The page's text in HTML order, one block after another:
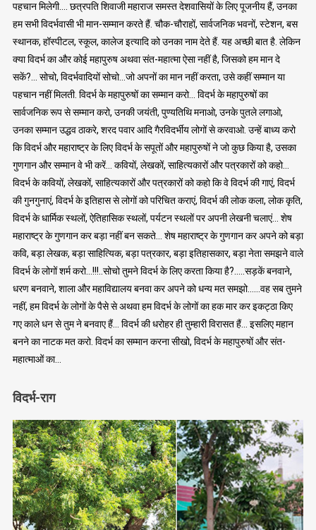
पहचान मिलेगी…. छत्रपति शिवाजी महाराज समस्त देशवासियों के लिए पूजनीय हैं, उनका
हम सभी विदर्भवासी भी मान-सम्मान करते हैं. चौक-चौराहों, सार्वजनिक भवनों, स्टेशन, बस
स्थानक, हॉस्पीटल, स्कूल, कालेज इत्यादि को उनका नाम देते हैं. यह अच्छी बात है. लेकिन
क्या विदर्भ का और कोई महापुरुष अथवा संत-महात्मा ऐसा नहीं है, जिसको हम मान दे
सकें?… सोचो, विदर्भवादियों सोचो…जो अपनों का मान नहीं करता, उसे कहीं सम्मान या
पहचान नहीं मिलती. विदर्भ के महापुरुषों का सम्मान करो… विदर्भ के महापुरुषों का
सार्वजनिक रूप से सम्मान करो, उनकी जयंती, पुण्यतिथि मनाओ, उनके पुतले लगाओ,
उनका सम्मान उद्धव ठाकरे, शरद पवार आदि गैरविदर्भीय लोगों से करवाओ. उन्हें बाध्य करो
कि विदर्भ और महाराष्ट्र के लिए विदर्भ के सपूतों और महापुरुषों ने जो कुछ किया है, उसका
गुणगान और सम्मान वे भी करें… कवियों, लेखकों, साहित्यकारों और पत्रकारों को कहो…
विदर्भ के कवियों, लेखकों, साहित्यकारों और पत्रकारों को कहो कि वे विदर्भ की गाएं, विदर्भ
की गुनगुनाएं, विदर्भ के इतिहास से लोगों को परिचित कराएं, विदर्भ की लोक कला, लोक कृति,
विदर्भ के धार्मिक स्थलों, ऐतिहासिक स्थलों, पर्यटन स्थलों पर अपनी लेखनी चलाएं… शेष
महाराष्ट्र के गुणगान कर बड़ा नहीं बन सकते… शेष महाराष्ट्र के गुणगान कर अपने को बड़ा
कवि, बड़ा लेखक, बड़ा साहित्यिक, बड़ा पत्रकार, बड़ा इतिहासकार, बड़ा नेता समझने वाले
विदर्भ के लोगों शर्म करो…!!!..सोचो तुमने विदर्भ के लिए करता किया है?…..सड़कें बनवाने,
धरण बनवाने, शाला और महाविद्यालय बनवा कर अपने को धन्य मत समझो……वह सब तुमने
नहीं, हम विदर्भ के लोगों के पैसे से अथवा हम विदर्भ के लोगों का हक मार कर इकट्ठा किए
गए काले धन से तुम ने बनवाए हैं… विदर्भ की धरोहर ही तुम्हारी विरासत हैं… इसलिए महान
बनने का नाटक मत करो. विदर्भ का सम्मान करना सीखो, विदर्भ के महापुरुषों और संत-
महात्माओं का…
विदर्भ-राग